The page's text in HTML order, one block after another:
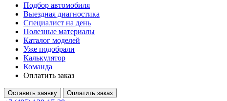
Подбор автомобиля
Выездная диагностика
Специалист на день
Полезные материалы
Каталог моделей
Уже подобрали
Калькулятор
Команда
Оплатить заказ
Оставить заявку Оплатить заказ